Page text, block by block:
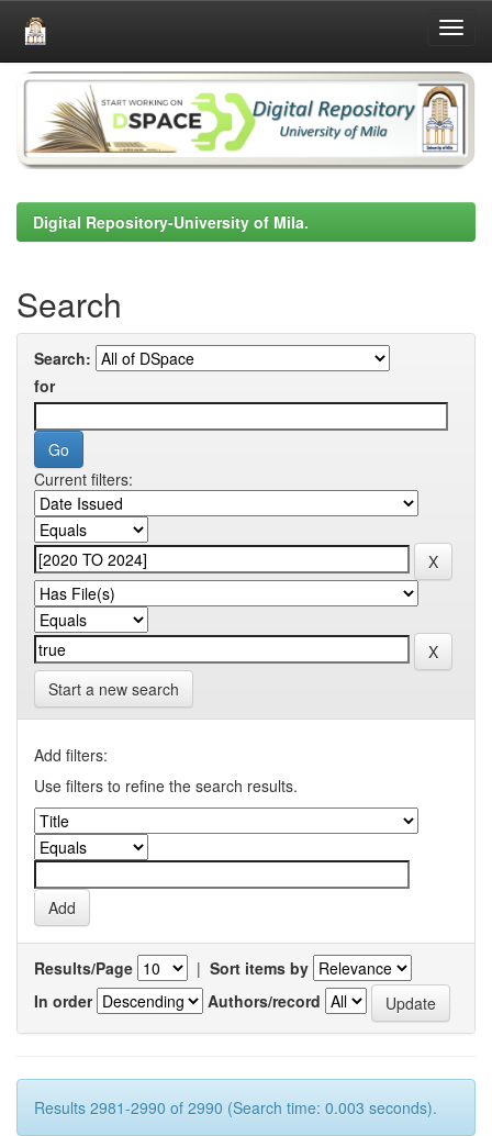
Skip
navigation
Digital Repository-University of Mila.
Search
Search:
for
Current filters:
Start a new search
Add filters:
Use filters to refine the search results.
Results/Page | Sort items by
In order
Authors/record
Results 2981-2990 of 2990 (Search time: 0.003 seconds).